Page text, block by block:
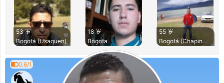
53 岁
Bogotá (Usaquen)
18 岁
Bogota
55 岁
Bogotá (Chapinero)
0.6/1